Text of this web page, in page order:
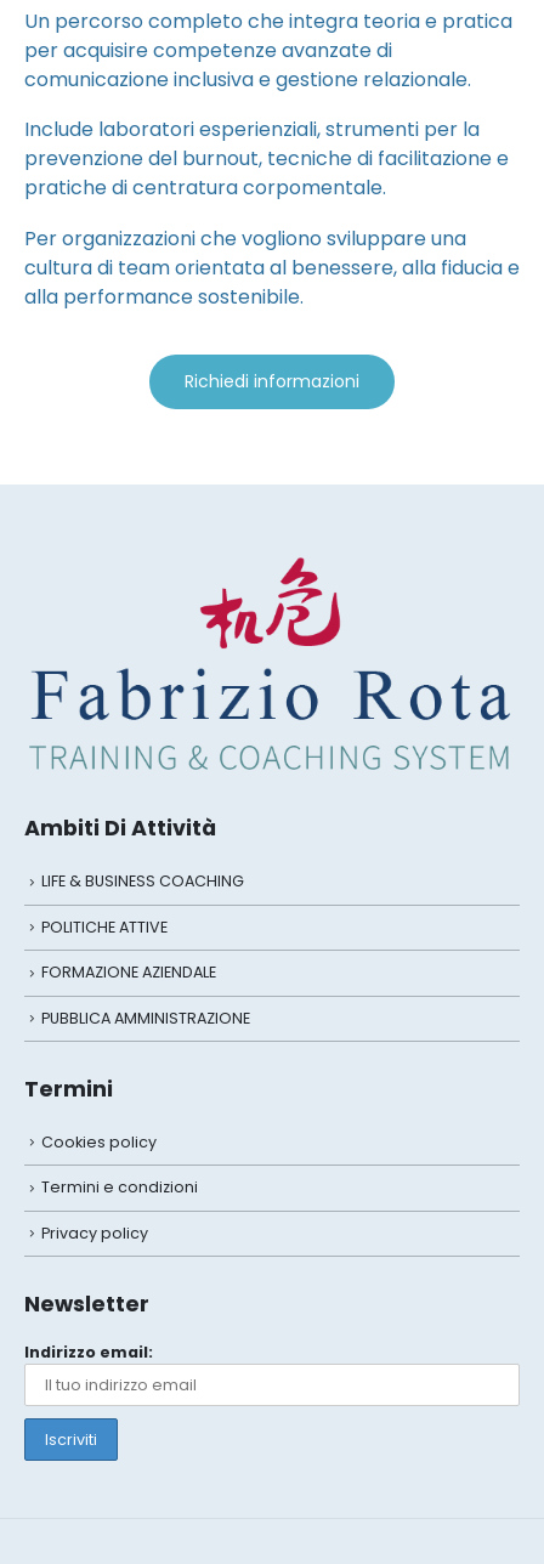
Un percorso completo che integra teoria e pratica
per acquisire competenze avanzate di
comunicazione inclusiva e gestione relazionale.
Include laboratori esperienziali, strumenti per la
prevenzione del burnout, tecniche di facilitazione e
pratiche di centratura corpomentale.
Per organizzazioni che vogliono sviluppare una
cultura di team orientata al benessere, alla fiducia e
alla performance sostenibile.
Richiedi informazioni
Ambiti Di Attività
LIFE & BUSINESS COACHING
POLITICHE ATTIVE
FORMAZIONE AZIENDALE
PUBBLICA AMMINISTRAZIONE
Termini
Cookies policy
Termini e condizioni
Privacy policy
Newsletter
Indirizzo email: